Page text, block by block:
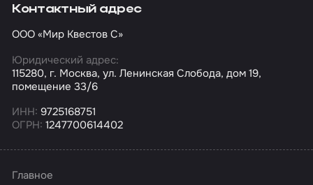
Контактный адрес
ООО «Мир Квестов С»
Юридический адрес:
115280, г. Москва, ул. Ленинская Слобода, дом 19,
помещение 33/6
ИНН: 9725168751
ОГРН: 1247700614402
Главное